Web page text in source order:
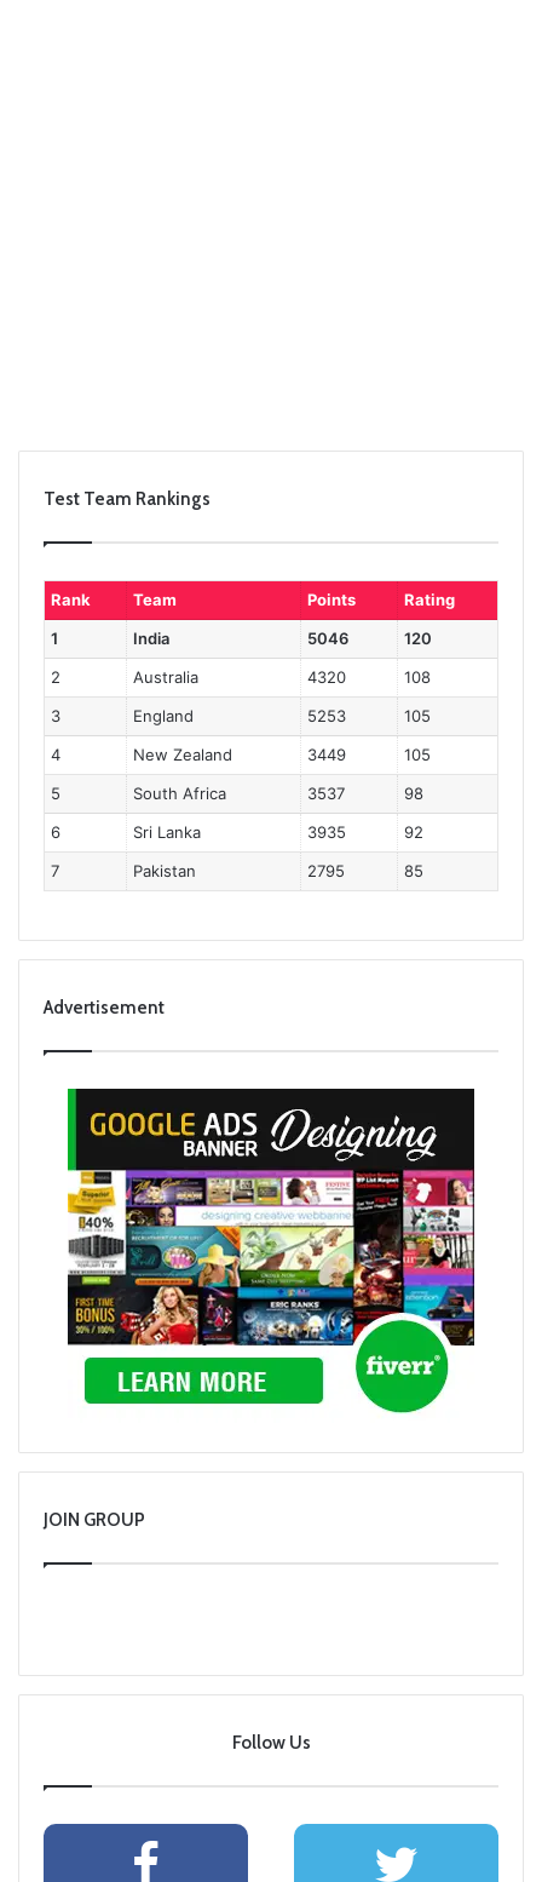
Test Team Rankings
Rank Team Points
Rating
1
India 5046
120
2
Australia 4320
108
3
England 5253
105
4
New Zealand 3449
105
5
South Africa 3537
98
6
Sri Lanka 3935
92
7
Pakistan 2795 85
Advertisement
JOIN GROUP
Follow Us